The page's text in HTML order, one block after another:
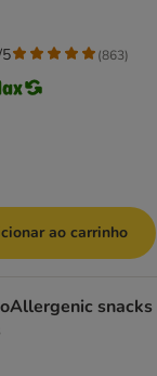
(863)
ao carrinho
snacks